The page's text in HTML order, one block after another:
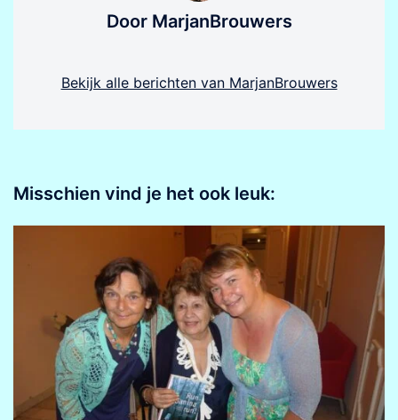
Door MarjanBrouwers
Bekijk alle berichten van MarjanBrouwers
Misschien vind je het ook leuk: